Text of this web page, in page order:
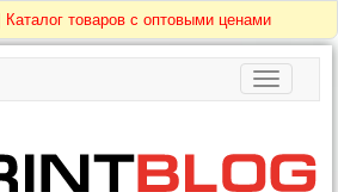
Каталог товаров с оптовыми ценами
Toggle